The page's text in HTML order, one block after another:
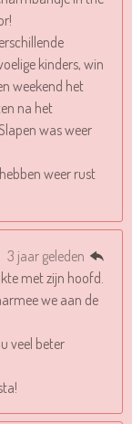
kinders, win
weekend het
na het
was weer
weer rust
3 jaar geleden
met zijn hoofd.
we aan de
veel beter